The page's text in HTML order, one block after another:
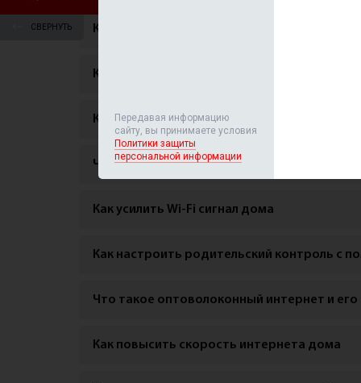
Как подключить умный дом
Как защитить личные данные в интернете
Как настроить гостевую сеть Wi-Fi
Что такое IoT и как подключить умные
Как усилить Wi-Fi сигнал дома
Как настроить родительский контроль с
Что такое оптоволоконный интернет и
Как повысить скорость интернета дома
СВЕРНУТЬ
Передавая информацию
сайту, вы принимаете условия
Политики защиты
персональной информации